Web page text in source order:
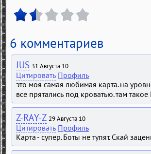
6 комментариев
JUS 31 Августа 10
Цитировать Профиль
это моя самая любимая карта. на
все прятались под кроватью. там
Z-RAY-Z 29 Августа 10
Цитировать Профиль
Карта - супер. Боты не тупят. Скай